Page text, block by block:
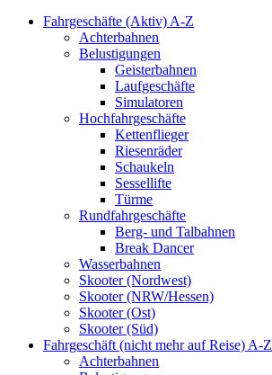
Fahrgeschäfte (Aktiv) A-Z
Achterbahnen
Belustigungen
Geisterbahnen
Laufgeschäfte
Simulatoren
Hochfahrgeschäfte
Kettenflieger
Riesenräder
Schaukeln
Sessellifte
Türme
Rundfahrgeschäfte
Berg- und Talbahnen
Break Dancer
Wasserbahnen
Skooter (Nordwest)
Skooter (NRW/Hessen)
Skooter (Ost)
Skooter (Süd)
Fahrgeschäft (nicht mehr auf Reise) A-Z
Achterbahnen